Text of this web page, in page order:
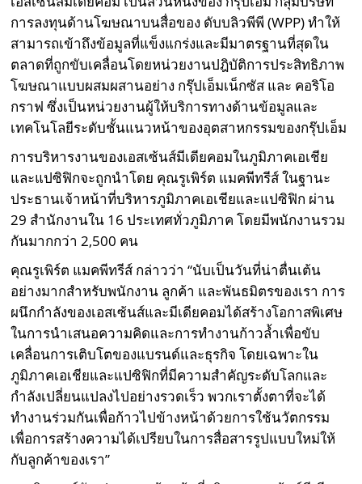
การลงทุนด้านโฆษณาบนสื่อของ ดับบลิวพีพี (WPP) ทำให้
สามารถเข้าถึงข้อมูลที่แข็งแกร่งและมีมาตรฐานที่สุดใน
ตลาดที่ถูกขับเคลื่อนโดยหน่วยงานปฎิบัติการประสิทธิภาพ
โฆษณาแบบผสมผสานอย่าง กรุ๊ปเอ็มเน็กซัส และ คอริโอ
กราฟ ซึ่งเป็นหน่วยงานผู้ให้บริการทางด้านข้อมูลและ
เทคโนโลยีระดับชั้นแนวหน้าของอุตสาหกรรมของกรุ๊ปเอ็ม
การบริหารงานของเอสเซ้นส์มีเดียคอมในภูมิภาคเอเชีย
และแปซิฟิกจะถูกนำโดย คุณรูเพิร์ต แมคพีทรีส์ ในฐานะ
ประธานเจ้าหน้าที่บริหารภูมิภาคเอเชียและแปซิฟิก ผ่าน
29 สำนักงานใน 16 ประเทศทั่วภูมิภาค โดยมีพนักงานรวม
กันมากกว่า 2,500 คน
คุณรูเพิร์ต แมคพีทรีส์ กล่าวว่า “นับเป็นวันที่น่าตื่นเต้น
อย่างมากสำหรับพนักงาน ลูกค้า และพันธมิตรของเรา การ
ผนึกกำลังของเอสเซ้นส์และมีเดียคอมได้สร้างโอกาสพิเศษ
ในการนำเสนอความคิดและการทำงานก้าวล้ำเพื่อขับ
เคลื่อนการเติบโตของแบรนด์และธุรกิจ โดยเฉพาะใน
ภูมิภาคเอเชียและแปซิฟิกที่มีความสำคัญระดับโลกและ
กำลังเปลี่ยนแปลงไปอย่างรวดเร็ว พวกเราตั้งตาที่จะได้
ทำงานร่วมกันเพื่อก้าวไปข้างหน้าด้วยการใช้นวัตกรรม
เพื่อการสร้างความได้เปรียบในการสื่อสารรูปแบบใหม่ให้
กับลูกค้าของเรา”